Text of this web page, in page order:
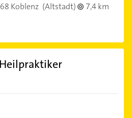
Koblenz (Altstadt)
7,4 km